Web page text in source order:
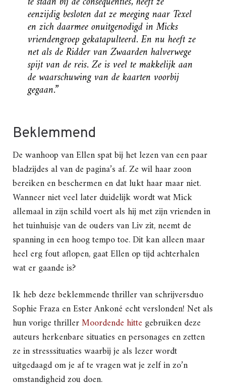
eenzijdig besloten dat ze meeging naar Texel
en zich daarmee onuitgenodigd in Micks
vriendengroep gekatapulteerd. En nu heeft ze
net als de Ridder van Zwaarden halverwege
spijt van de reis. Ze is veel te makkelijk aan
de waarschuwing van de kaarten voorbij
gegaan.”
Beklemmend
De wanhoop van Ellen spat bij het lezen van een paar
bladzijdes al van de pagina’s af. Ze wil haar zoon
bereiken en beschermen en dat lukt haar maar niet.
Wanneer niet veel later duidelijk wordt wat Mick
allemaal in zijn schild voert als hij met zijn vrienden in
het tuinhuisje van de ouders van Liv zit, neemt de
spanning in een hoog tempo toe. Dit kan alleen maar
heel erg fout aflopen, gaat Ellen op tijd achterhalen
wat er gaande is?
Ik heb deze beklemmende thriller van schrijversduo
Sophie Fraza en Ester Ankoné echt verslonden! Net als
hun vorige thrillerMoordende hitte gebruiken deze
auteurs herkenbare situaties en personages en zetten
ze in stresssituaties waarbij je als lezer wordt
uitgedaagd om je af te vragen wat je zelf in zo’n
omstandigheid zou doen.